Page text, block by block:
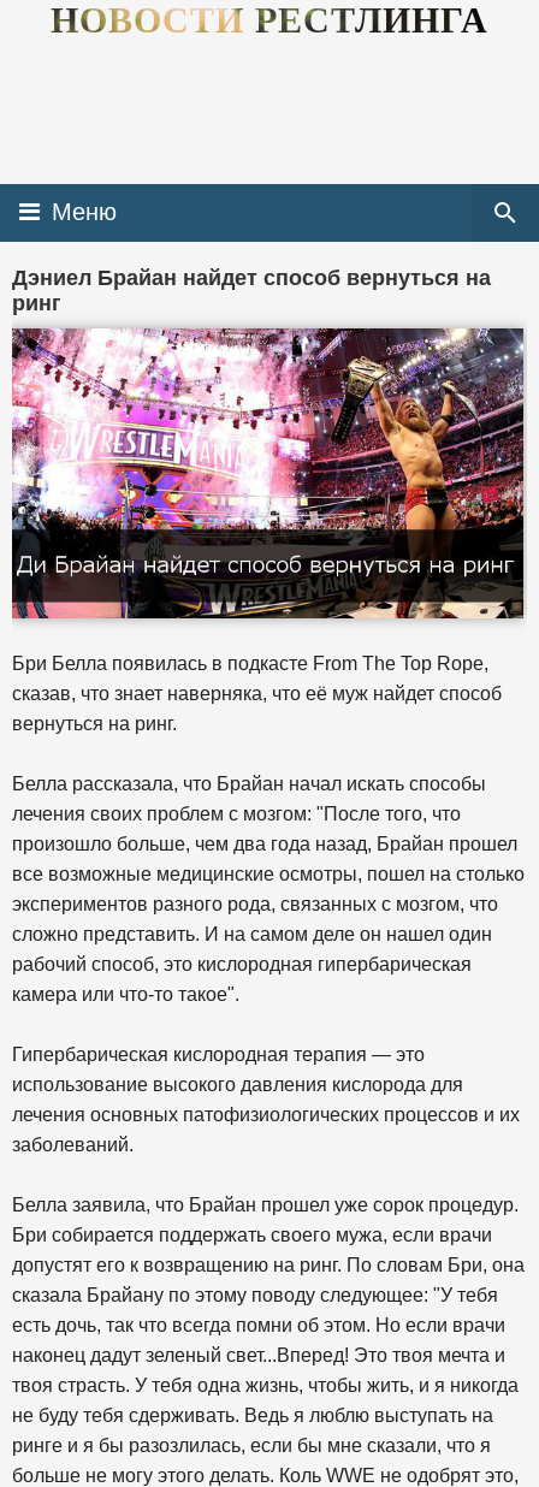
НОВОСТИ РЕСТЛИНГА
Меню
Дэниел Брайан найдет способ вернуться на
ринг
Бри Белла появилась в подкасте From The Top Rope,
сказав, что знает наверняка, что её муж найдет способ
вернуться на ринг.
Белла рассказала, что Брайан начал искать способы
лечения своих проблем с мозгом: "После того, что
произошло больше, чем два года назад, Брайан прошел
все возможные медицинские осмотры, пошел на столько
экспериментов разного рода, связанных с мозгом, что
сложно представить. И на самом деле он нашел один
рабочий способ, это кислородная гипербарическая
камера или что-то такое".
Гипербарическая кислородная терапия — это
использование высокого давления кислорода для
лечения основных патофизиологических процессов и их
заболеваний.
Белла заявила, что Брайан прошел уже сорок процедур.
Бри собирается поддержать своего мужа, если врачи
допустят его к возвращению на ринг. По словам Бри, она
сказала Брайану по этому поводу следующее: "У тебя
есть дочь, так что всегда помни об этом. Но если врачи
наконец дадут зеленый свет...Вперед! Это твоя мечта и
твоя страсть. У тебя одна жизнь, чтобы жить, и я никогда
не буду тебя сдерживать. Ведь я люблю выступать на
ринге и я бы разозлилась, если бы мне сказали, что я
больше не могу этого делать. Коль WWE не одобрят это,